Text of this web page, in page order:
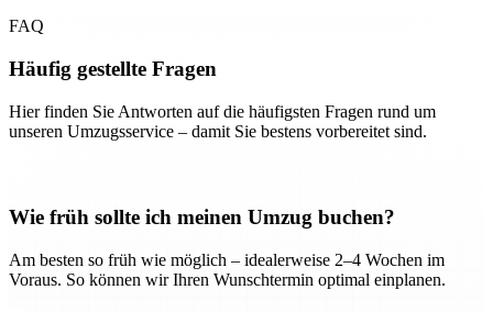
FAQ
Häufig gestellte Fragen
Hier finden Sie Antworten auf die häufigsten Fragen rund um
unseren Umzugsservice – damit Sie bestens vorbereitet sind.
Wie früh sollte ich meinen Umzug buchen?
Am besten so früh wie möglich – idealerweise 2–4 Wochen im
Voraus. So können wir Ihren Wunschtermin optimal einplanen.